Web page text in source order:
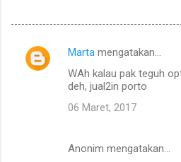
K
Marta mengatakan…
WAh kalau pak teguh
deh, jual2in porto
06 Maret, 2017
Anonim mengatakan…